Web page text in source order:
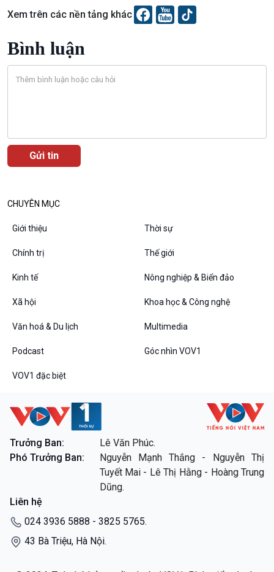
Diễn đàn chủ nhật
Chuyện đêm
Chân dung cuộc sống
Xem trên các nền tảng khác
Bình luận
CHUYÊN MỤC
Giới thiệu Thời sự
Chính trị Thế giới
Kinh tế Nông nghiệp & Biển đảo
Xã hội Khoa học & Công nghệ
Văn hoá & Du lịch Multimedia
Podcast Góc nhìn VOV1
VOV1 đặc biệt
Trưởng Ban:
Lê Văn Phúc.
Phó Trưởng Ban:
Nguyễn Mạnh Thắng - Nguyễn Thị
Tuyết Mai - Lê Thị Hằng - Hoàng Trung
Dũng.
Liên hệ
024 3936 5888 - 3825 5765.
43 Bà Triệu, Hà Nội.